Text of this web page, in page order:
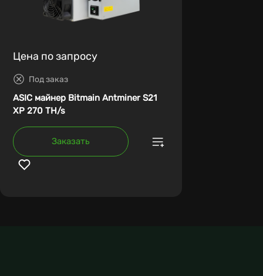
Цена по запросу
Под заказ
ASIC майнер Bitmain Antminer S21
XP 270 TH/s
Заказать